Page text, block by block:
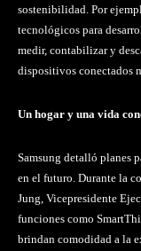
sostenibilidad. Por
tecnológicos para
medir, contabilizar y
dispositivos conectados
Un hogar y una vida
Samsung detalló planes
en el futuro. Durante la
Jung, Vicepresidente
funciones como
brindan comodidad a la